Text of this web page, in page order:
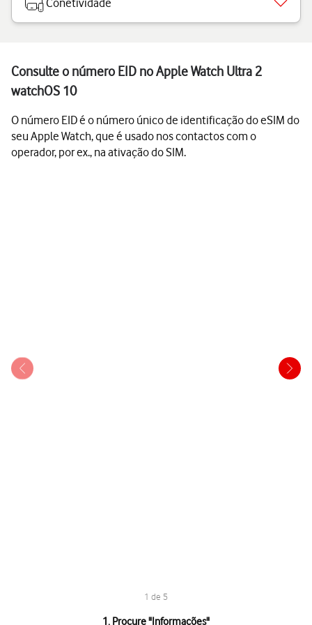
Conetividade
Consulte o número EID no Apple Watch Ultra 2
watchOS 10
O número EID é o número único de identificação do eSIM do
seu Apple Watch, que é usado nos contactos com o
operador, por ex., na ativação do SIM.
1 de 5
1. Procure "Informações"